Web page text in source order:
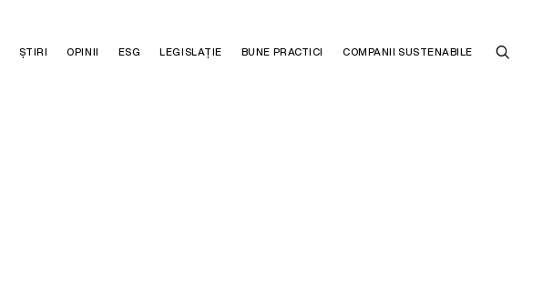
ȘTIRI OPINII ESG LEGISLAȚIE BUNE PRACTICI COMPANII SUSTENABILE